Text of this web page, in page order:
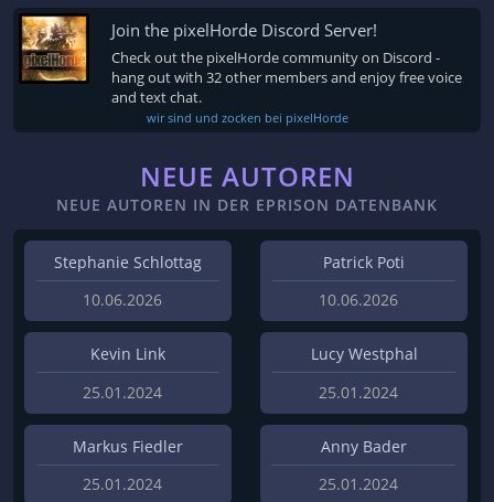
Join the pixelHorde Discord Server!
Check out the pixelHorde community on Discord -
hang out with 32 other members and enjoy free voice
and text chat.
wir sind und zocken bei pixelHorde
NEUE AUTOREN
NEUE AUTOREN IN DER EPRISON DATENBANK
Stephanie Schlottag
10.06.2026
Patrick Poti
10.06.2026
Kevin Link
25.01.2024
Lucy Westphal
25.01.2024
Markus Fiedler
25.01.2024
Anny Bader
25.01.2024